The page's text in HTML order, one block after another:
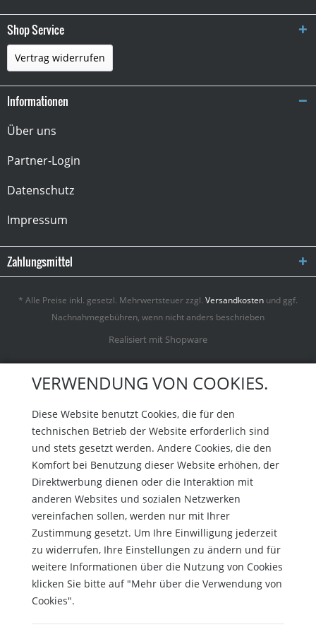
Shop Service
Vertrag widerrufen
Informationen
Über uns
Partner-Login
Datenschutz
Impressum
Zahlungsmittel
* Alle Preise inkl. gesetzl. Mehrwertsteuer zzgl. Versandkosten und ggf.
Nachnahmegebühren, wenn nicht anders beschrieben
Realisiert mit Shopware
VERWENDUNG VON COOKIES.
Diese Website benutzt Cookies, die für den
technischen Betrieb der Website erforderlich sind
und stets gesetzt werden. Andere Cookies, die den
Komfort bei Benutzung dieser Website erhöhen, der
Direktwerbung dienen oder die Interaktion mit
anderen Websites und sozialen Netzwerken
vereinfachen sollen, werden nur mit Ihrer
Zustimmung gesetzt. Um Ihre Einwilligung jederzeit
zu widerrufen, Ihre Einstellungen zu ändern und für
weitere Informationen über die Nutzung von Cookies
klicken Sie bitte auf "Mehr über die Verwendung von
Cookies".